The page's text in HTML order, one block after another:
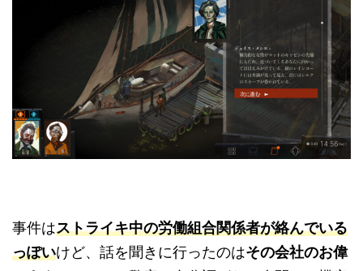
事件はストライキ中の労働組合関係者が絡んでいる
っぽいけど、話を聞きに行ったのはその会社のお偉